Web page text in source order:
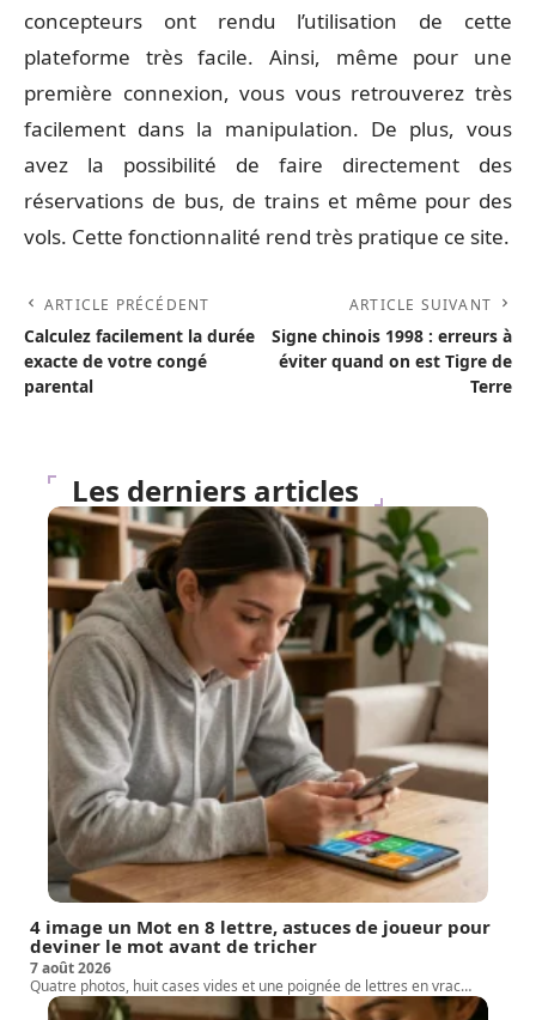
concepteurs ont rendu l’utilisation de cette
plateforme très facile. Ainsi, même pour une
première connexion, vous vous retrouverez très
facilement dans la manipulation. De plus, vous
avez la possibilité de faire directement des
réservations de bus, de trains et même pour des
vols. Cette fonctionnalité rend très pratique ce site.
ARTICLE PRÉCÉDENT
Calculez facilement la durée
exacte de votre congé
parental
ARTICLE SUIVANT
Signe chinois 1998 : erreurs à
éviter quand on est Tigre de
Terre
Les derniers articles
4 image un Mot en 8 lettre, astuces de joueur pour
deviner le mot avant de tricher
7 août 2026
Quatre photos, huit cases vides et une poignée de lettres en vrac…